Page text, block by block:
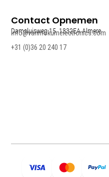
Contact Opnemen
Damsluisweg 15, 1332EA Almere
info@vanmokumelectronics.com
+31 (0)36 20 240 17